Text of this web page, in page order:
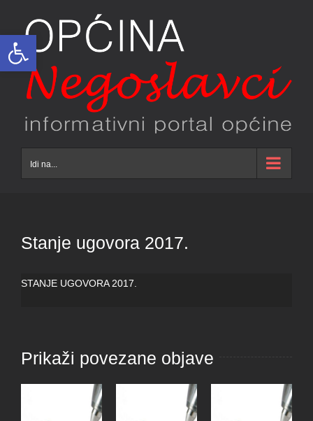
Open toolbar
content
Idi na...
Stanje ugovora 2017.
STANJE UGOVORA 2017.
Prikaži povezane objave